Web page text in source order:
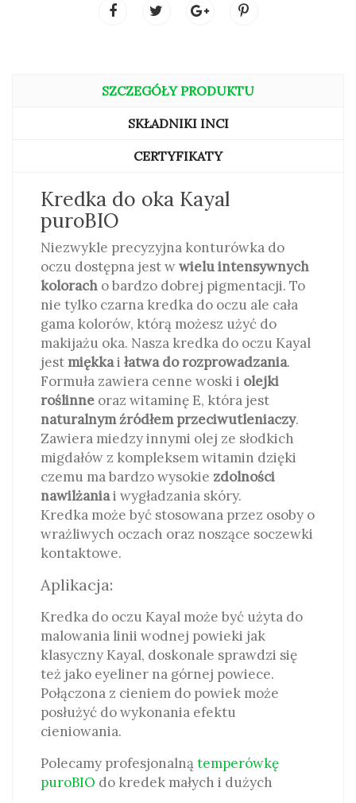
SZCZEGÓŁY PRODUKTU
SKŁADNIKI INCI
CERTYFIKATY
Kredka do oka Kayal
puroBIO
Niezwykle precyzyjna konturówka do
oczu dostępna jest wwielu intensywnych
kolorach o bardzo dobrej pigmentacji. To
nie tylko czarna kredka do oczu ale cała
gama kolorów, którą możesz użyć do
makijażu oka. Nasza kredka do oczu Kayal
jest miękkai łatwa do rozprowadzania.
Formuła zawiera cenne woski i olejki
roślinne oraz witaminę E, która jest
naturalnym źródłem przeciwutleniaczy.
Zawiera miedzy innymi olej ze słodkich
migdałów z kompleksem witamin dzięki
czemu ma bardzo wysokie zdolności
nawilżaniai wygładzania skóry.
Kredka może być stosowana przez osoby o
wrażliwych oczach oraz noszące soczewki
kontaktowe.
Aplikacja:
Kredka do oczu Kayal może być użyta do
malowania linii wodnej powieki jak
klasyczny Kayal, doskonale sprawdzi się
też jako eyeliner na górnej powiece.
Połączona z cieniem do powiek może
posłużyć do wykonania efektu
cieniowania.
Polecamy profesjonalnątemperówkę
puroBIO do kredek małych i dużych